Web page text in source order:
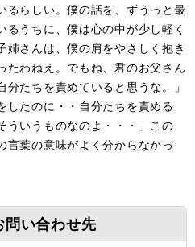
るらしい。僕の話を、ずうっと最
うちに、僕は心の中が少し軽く
姉さんは、僕の肩をやさしく抱き
たわねえ。でもね、君のお父さん
たちを責めていると思うな。」
たのに・・自分たちを責める
ういうものなのよ・・・」この
言葉の意味がよく分からなかっ
問い合わせ先